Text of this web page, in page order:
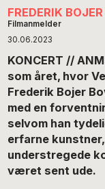
FREDERIK
Filmanmelder
30.06.2023
KONCERT //
som året, hvor
Frederik Bojer
med en
selvom han
erfarne
understregede
været sent ude.